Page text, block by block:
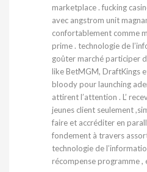
marketplace . fucking
avec angstrom unit
confortablement comme
prime . technologie de
goûter marché participer
like BetMGM, DraftKings
bloody pour launching
attirent l’attention . L’
jeunes client seulement
faire et accréditer en
fondement à travers
technologie de
récompense programme ,